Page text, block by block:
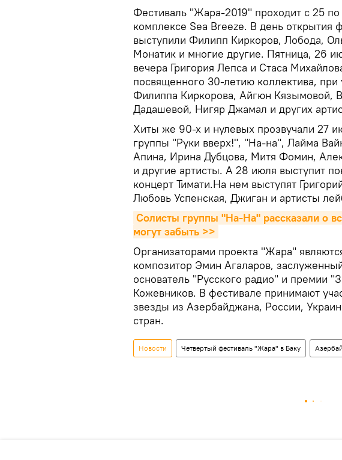
Фестиваль "Жара-2019" проходит с 25
комплексе Sea Breeze. В день открытия
выступили Филипп Киркоров, Лобода,
Монатик и многие другие. Пятница, 26
вечера Григория Лепса и Стаса
посвященного 30-летию коллектива, при
Филиппа Киркорова, Айгюн Кязымовой,
Дадашевой, Нигяр Джамал и других
Хиты же 90-х и нулевых прозвучали 27
группы "Руки вверх!", "На-на", Лайма
Апина, Ирина Дубцова, Митя Фомин,
и другие артисты. А 28 июля выступит
концерт Тимати.На нем выступят
Любовь Успенская, Джиган и артисты
Солисты группы "На-На" рассказали о
могут забыть >>
Организаторами проекта "Жара"
композитор Эмин Агаларов,
основатель "Русского радио" и премии
Кожевников. В фестивале принимают
звезды из Азербайджана, России,
стран.
Новости Четвертый фестиваль "Жара" в Баку